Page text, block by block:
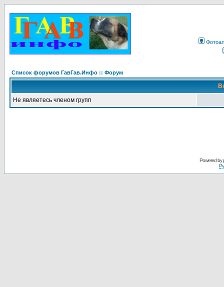
Список форумов ГавГав.Инфо :: Форум
Не являетесь членом групп
Powered by